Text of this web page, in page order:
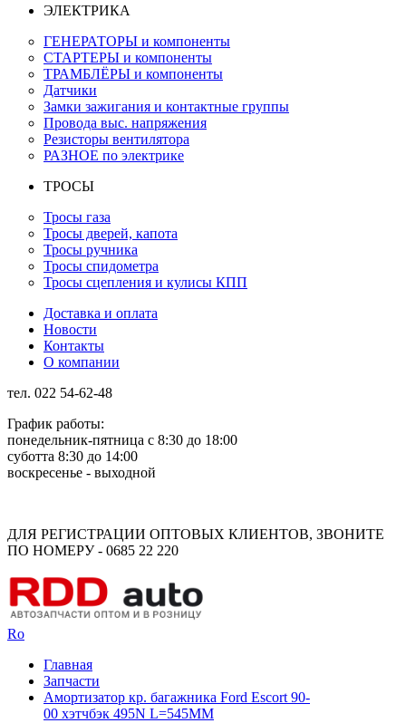
ЭЛЕКТРИКА
ГЕНЕРАТОРЫ и компоненты
СТАРТЕРЫ и компоненты
ТРАМБЛЁРЫ и компоненты
Датчики
Замки зажигания и контактные группы
Провода выс. напряжения
Резисторы вентилятора
РАЗНОЕ по электрике
ТРОСЫ
Тросы газа
Тросы дверей, капота
Тросы ручника
Тросы спидометра
Тросы сцепления и кулисы КПП
Доставка и оплата
Новости
Контакты
О компании
тел. 022 54-62-48
График работы:
понедельник-пятница с 8:30 до 18:00
суботта 8:30 до 14:00
воскресенье - выходной
ДЛЯ РЕГИСТРАЦИИ ОПТОВЫХ КЛИЕНТОВ, ЗВОНИТЕ
ПО НОМЕРУ - 0685 22 220
Ro
Главная
Запчасти
Амортизатор кр. багажника Ford Escort 90-
00 хэтчбэк 495N L=545MM